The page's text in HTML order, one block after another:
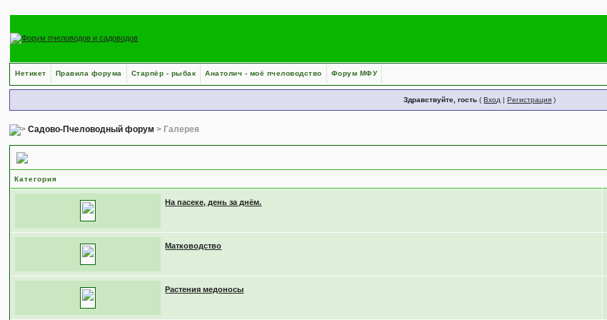
Нетикет Правила форума Старпёр - рыбак Анатолич - моё пчеловодство Форум МФУ
Здравствуйте, гость (Вход |Регистрация )
Садово-Пчеловодный форум > Галерея
Категория
На пасеке, день за днём.
Матководство
Растения медоносы